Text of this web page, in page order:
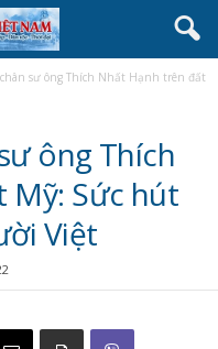
sư ông Thích Nhất Hạnh trên đất
ông Thích
Mỹ: Sức hút
Việt